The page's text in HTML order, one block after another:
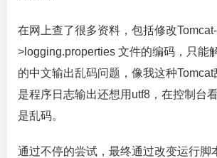
在网上查了很多资料，包括修改
>logging.properties 文件的编码，只能
的中文输出乱码问题，像我这种Tomcat
是程序日志输出还想用utf8，在控制台
是乱码。
通过不停的尝试，最终通过改变运行脚